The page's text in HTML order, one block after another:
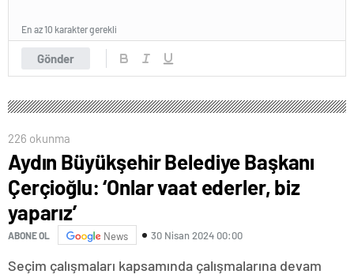
Gönder
En az 10 karakter gerekli
226 okunma
Aydın Büyükşehir Belediye Başkanı
Çerçioğlu: ‘Onlar vaat ederler, biz
yaparız’
ABONE OL News 30 Nisan 2024 00:00
Seçim çalışmaları kapsamında çalışmalarına devam